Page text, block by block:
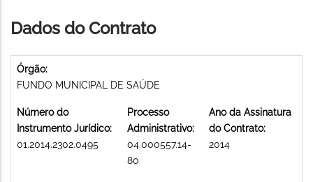
Dados do Contrato
Órgão:
FUNDO MUNICIPAL DE SAÚDE
Número do
Instrumento Jurídico:
01.2014.2302.0495
Processo
Administrativo:
04.000557.14-
80
Ano da Assinatura
do Contrato:
2014